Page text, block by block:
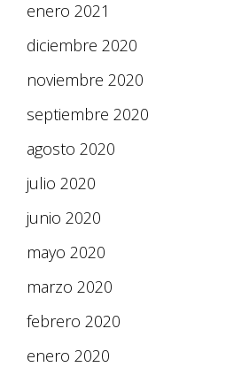
enero 2021
diciembre 2020
noviembre 2020
septiembre 2020
agosto 2020
julio 2020
junio 2020
mayo 2020
marzo 2020
febrero 2020
enero 2020